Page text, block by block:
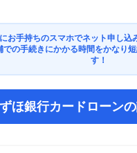
お手持ちのスマホでネット申し込
での手続きにかかる時間をかなり
す！
ほ銀行カードローン